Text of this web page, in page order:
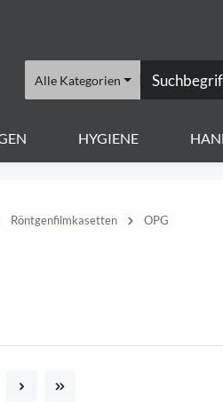
Alle Kategorien
HYGIENE
Röntgenfilmkasetten OPG